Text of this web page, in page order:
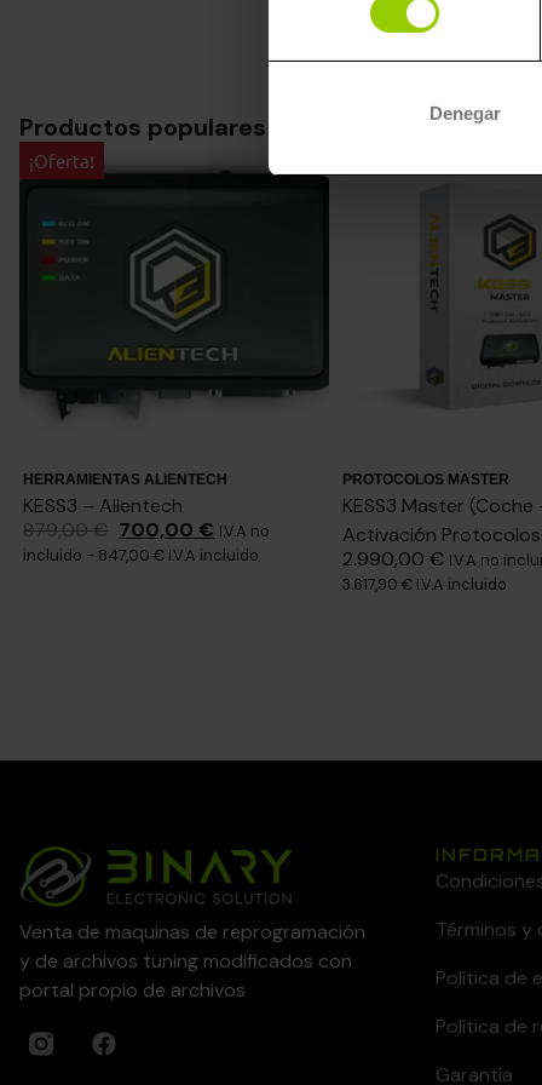
consentimiento
Denegar
Productos populares
¡Oferta!
HERRAMIENTAS ALIENTECH
KESS3 – Alientech
879,00€ 700,00 € I.V.A no
incluido - 847,00€ I.V.A incluido
PROTOCOLOS MASTER
KESS3 Master (Coche
Activación Protocolos
2.990,00€ I.V.A no
3.617,90€ I.V.A incluido
Venta de maquinas de reprogramación
y de archivos tuning modificados con
portal propio de archivos
Términos y
Política de
Política de
Garantía